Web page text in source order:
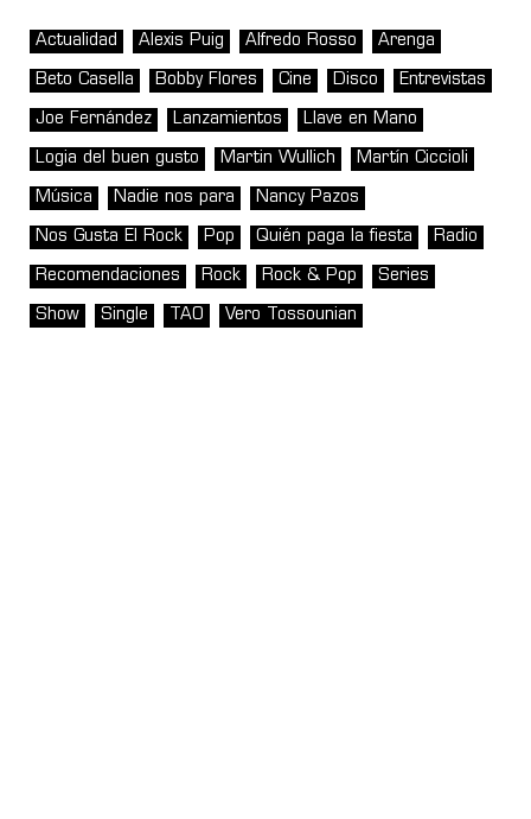
Actualidad Alexis Puig Alfredo Rosso Arenga
Beto Casella Bobby Flores Cine Disco Entrevistas
Joe Fernández Lanzamientos Llave en Mano
Logia del buen gusto Martin Wullich Martín Ciccioli
Música Nadie nos para Nancy Pazos
Nos Gusta El Rock Pop Quién paga la fiesta Radio
Recomendaciones Rock Rock & Pop Series
Show Single TAO Vero Tossounian